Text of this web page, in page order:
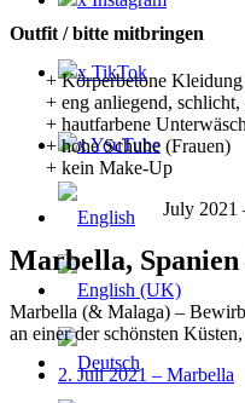
x TikTok
x YouTube
Outfit / bitte mitbringen
+ Körperbetone Kleidung
+ eng anliegend,
+ hautfarbene
+ hohe Schuhe (Frauen)
+ kein Make-Up
July 2021
Marbella,
Marbella (& Malaga) –
an einer der schönsten
2. Juli 2021 – Marbella